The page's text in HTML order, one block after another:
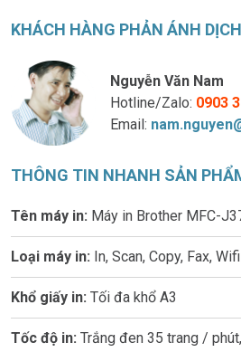
KHÁCH HÀNG PHẢN ÁNH
Nguyễn Văn Nam
Hotline/Zalo: 0903
Email:
THÔNG TIN NHANH SẢN
Tên máy in: Máy in Brother MFC-
Loại máy in: In, Scan, Copy, Fax, Wifi
Khổ giấy in: Tối đa khổ A3
Tốc độ in: Trắng đen 35 trang /